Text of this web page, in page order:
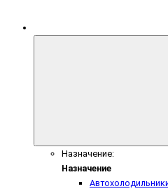
Назначение:
Назначение